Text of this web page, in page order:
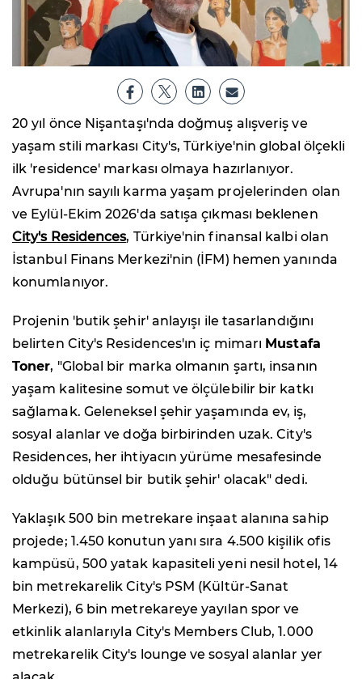
20 yıl önce Nişantaşı'nda doğmuş alışveriş ve
yaşam stili markası City's, Türkiye'nin global ölçekli
ilk 'residence' markası olmaya hazırlanıyor.
Avrupa'nın sayılı karma yaşam projelerinden olan
ve Eylül-Ekim 2026'da satışa çıkması beklenen
City's Residences, Türkiye'nin finansal kalbi olan
İstanbul Finans Merkezi'nin (İFM) hemen yanında
konumlanıyor.
Projenin 'butik şehir' anlayışı ile tasarlandığını
belirten City's Residences'ın iç mimarı Mustafa
Toner, "Global bir marka olmanın şartı, insanın
yaşam kalitesine somut ve ölçülebilir bir katkı
sağlamak. Geleneksel şehir yaşamında ev, iş,
sosyal alanlar ve doğa birbirinden uzak. City's
Residences, her ihtiyacın yürüme mesafesinde
olduğu bütünsel bir butik şehir' olacak" dedi.
Yaklaşık 500 bin metrekare inşaat alanına sahip
projede; 1.450 konutun yanı sıra 4.500 kişilik ofis
kampüsü, 500 yatak kapasiteli yeni nesil hotel, 14
bin metrekarelik City's PSM (Kültür-Sanat
Merkezi), 6 bin metrekareye yayılan spor ve
etkinlik alanlarıyla City's Members Club, 1.000
metrekarelik City's lounge ve sosyal alanlar yer